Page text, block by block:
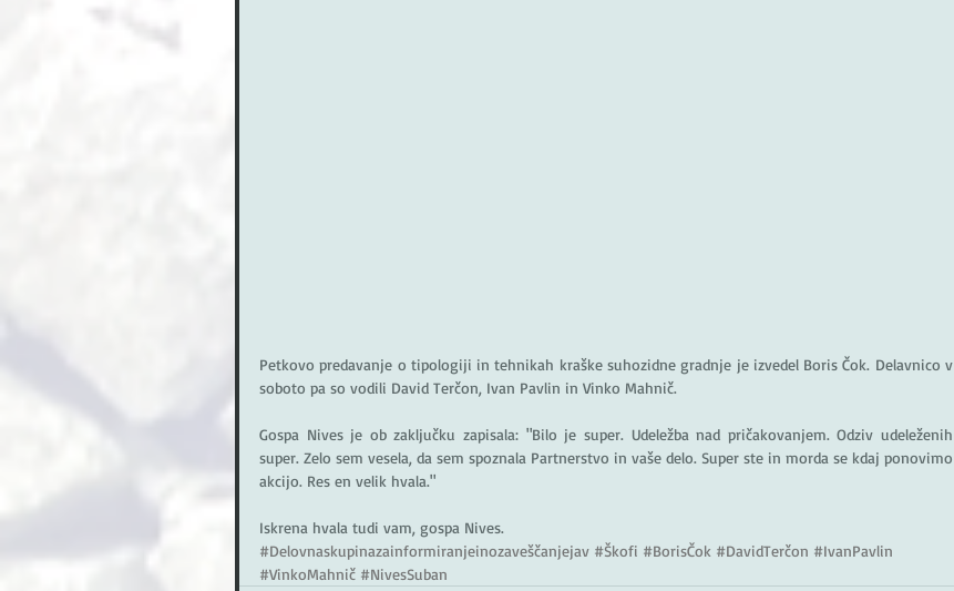
Petkovo predavanje o tipologiji in tehnikah kraške suhozidne gradnje je izvedel Boris Čok. Delavnico v
soboto pa so vodili David Terčon, Ivan Pavlin in Vinko Mahnič.
Gospa Nives je ob zaključku zapisala: "Bilo je super. Udeležba nad pričakovanjem. Odziv udeleženih
super. Zelo sem vesela, da sem spoznala Partnerstvo in vaše delo. Super ste in morda se kdaj ponovimo
akcijo. Res en velik hvala."
Iskrena hvala tudi vam, gospa Nives.
#Delovnaskupinazainformiranjeinozaveščanjejav #Škofi #BorisČok #DavidTerčon #IvanPavlin
#VinkoMahnič #NivesSuban